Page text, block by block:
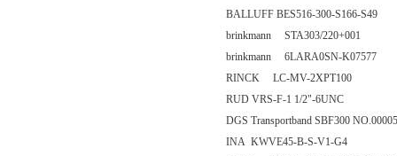
BALLUFF BES516-300-S166-S49
brinkmann STA303/220+001
brinkmann 6LARA0SN-K07577
RINCK LC-MV-2XPT100
RUD VRS-F-1 1/2"-6UNC
DGS Transportband SBF300
INA KWVE45-B-S-V1-G4